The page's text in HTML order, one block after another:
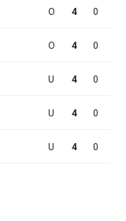
O 4 0
O 4 0
U 4 0
U 4 0
U 4 0